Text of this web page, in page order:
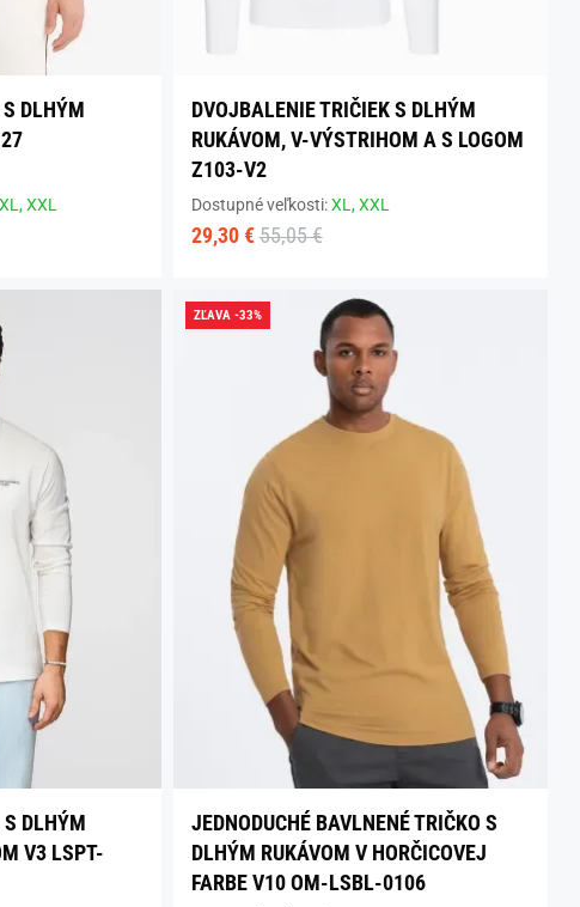
S DLHÝM
XL,XXL
DVOJBALENIE TRIČIEK S DLHÝM
RUKÁVOM, V-VÝSTRIHOM A S LOGOM
Z103-V2
Dostupné veľkosti:XL,XXL
29,30 € 55,05 €
S DLHÝM
V3 LSPT-
ZĽAVA -33%
JEDNODUCHÉ BAVLNENÉ TRIČKO S
DLHÝM RUKÁVOM V HORČICOVEJ
FARBE V10 OM-LSBL-0106